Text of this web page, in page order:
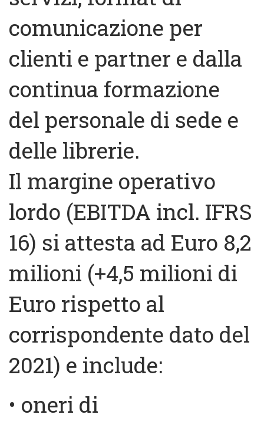
comunicazione per
clienti e partner e dalla
continua formazione
del personale di sede e
delle librerie.
Il margine operativo
lordo (EBITDA incl. IFRS
16) si attesta ad Euro 8,2
milioni (+4,5 milioni di
Euro rispetto al
corrispondente dato del
2021) e include:
• oneri di